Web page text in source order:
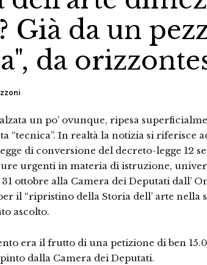
Già da un
da
un po’ ovunque, ripesa
“tecnica”. In realtà la notizia si riferisce
di conversione del decreto-legge 12
urgenti in materia di istruzione,
ottobre alla Camera dei Deputati dall’
il “ripristino della Storia dell’ arte nella
ascolto.
era il frutto di una petizione di ben
dalla Camera dei Deputati.